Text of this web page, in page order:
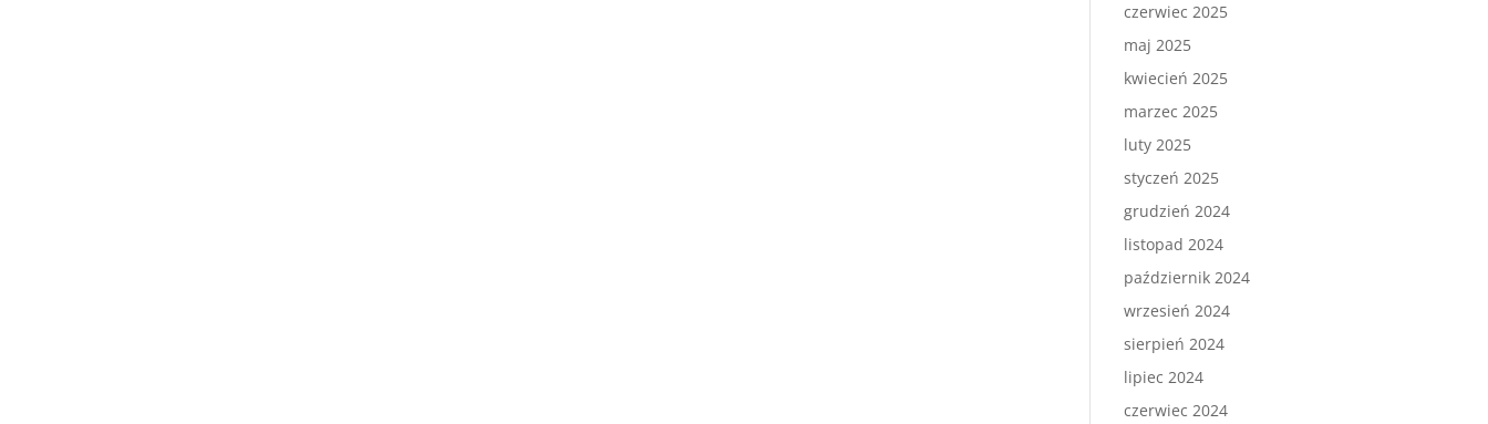
czerwiec 2025
maj 2025
kwiecień 2025
marzec 2025
luty 2025
styczeń 2025
grudzień 2024
listopad 2024
październik 2024
wrzesień 2024
sierpień 2024
lipiec 2024
czerwiec 2024